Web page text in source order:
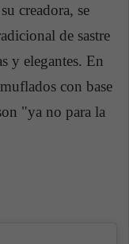
creadora, se
de sastre
y elegantes. En
con base
"ya no para la